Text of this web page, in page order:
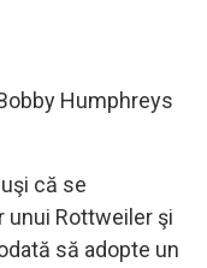
Humphreys
că se
unui Rottweiler şi
să adopte un